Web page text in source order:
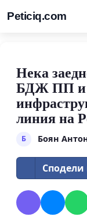
Peticiq.com
Нека
БДЖ ПП и
линия на
Б Боян
Сподели